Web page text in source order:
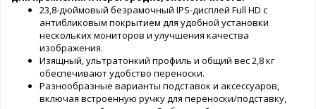
23,8-дюймовый безрамочный IPS-дисплей Full HD с
антибликовым покрытием для удобной установки
нескольких мониторов и улучшения качества
изображения.
Изящный, ультратонкий профиль и общий вес 2,8 кг
обеспечивают удобство переноски.
Разнообразные варианты подставок и аксессуаров,
включая встроенную ручку для переноски/подставку,